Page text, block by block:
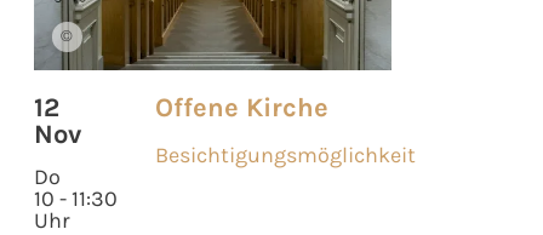
©
12
Nov
Do
10 - 11:30
Uhr
Offene Kirche
Besichtigungsmöglichkeit